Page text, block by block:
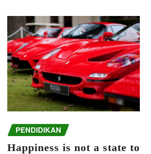
PENDIDIKAN
Happiness is not a state to